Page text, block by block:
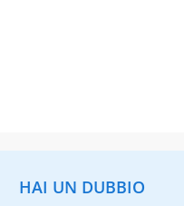
HAI UN DUBBIO